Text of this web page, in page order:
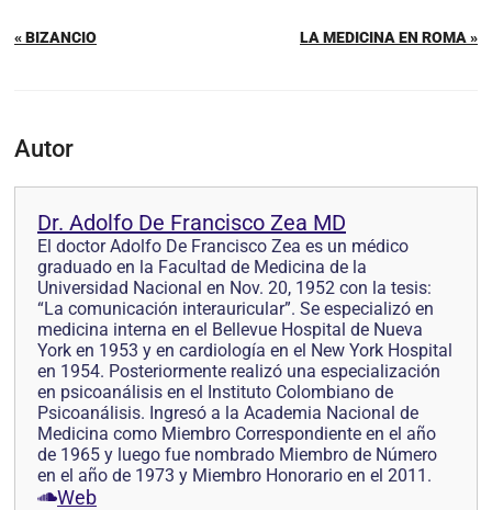
« BIZANCIO LA MEDICINA EN ROMA »
Autor
Dr. Adolfo De Francisco Zea MD
El doctor Adolfo De Francisco Zea es un médico
graduado en la Facultad de Medicina de la
Universidad Nacional en Nov. 20, 1952 con la tesis:
“La comunicación interauricular”. Se especializó en
medicina interna en el Bellevue Hospital de Nueva
York en 1953 y en cardiología en el New York Hospital
en 1954. Posteriormente realizó una especialización
en psicoanálisis en el Instituto Colombiano de
Psicoanálisis. Ingresó a la Academia Nacional de
Medicina como Miembro Correspondiente en el año
de 1965 y luego fue nombrado Miembro de Número
en el año de 1973 y Miembro Honorario en el 2011.
Web